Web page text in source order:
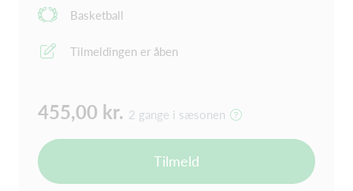
Basketball
Tilmeldingen er åben
455,00 kr. 2 gange i sæsonen
Tilmeld